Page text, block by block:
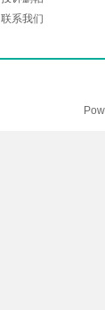
联系我们